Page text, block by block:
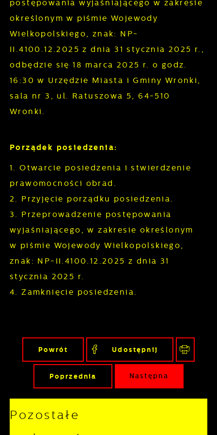
postępowania wyjaśniającego w zakresie
określonym w piśmie Wojewody
Wielkopolskiego, znak: NP-
II.4100.12.2025 z dnia 31 stycznia 2025 r.,
odbędzie się 18 marca 2025 r. o godz.
16:30 w Urzędzie Miasta i Gminy Wronki,
sala nr 3, ul. Ratuszowa 5, 64-510
Wronki.
Porządek posiedzenia:
1. Otwarcie posiedzenia i stwierdzenie
prawomocności obrad.
2. Przyjęcie porządku posiedzenia.
3. Przeprowadzenie postępowania
wyjaśniającego, w zakresie określonym
w piśmie Wojewody Wielkopolskiego,
znak: NP-II.4100.12.2025 z dnia 31
stycznia 2025 r.
4. Zamknięcie posiedzenia.
Powrót Udostępnij
Poprzednia Następna
Pozostałe
Cookies analityczne pozwalają na uzyskanie
informacji w zakresie wykorzystywania witryny
internetowej, miejsca oraz częstotliwości, z
jaką odwiedzane są nasze serwisy www. Dane
internetowych pod względem ich popularności
wśród użytkowników. Zgromadzone
informacje są przetwarzane w formie
zanonimizowanej. Wyrażenie zgody na
Więcej
Dzięki reklamowym plikom cookies
Twoich zwyczajów dotyczących przeglądanej
pojawić się na stronach podmiotów trzecich
lub firm będących naszymi partnerami oraz
innych dostawców usług. Firmy te działają w
charakterze pośredników prezentujących
Więcej